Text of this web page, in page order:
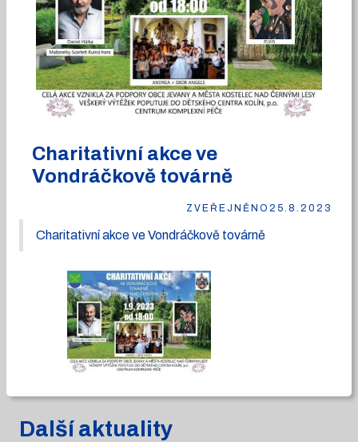
Charitativní akce ve
Vondráčkově továrně
ZVEŘEJNĚNO 25.8.2023
Charitativní akce ve Vondráčkově továrně
Další aktuality